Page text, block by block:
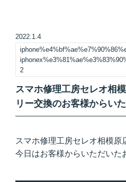
2022.1.4
2
スマホ修理工房セレオ相
リー交換のお客様からい
スマホ修理工房セレオ相模原
今日はお客様からいただいた